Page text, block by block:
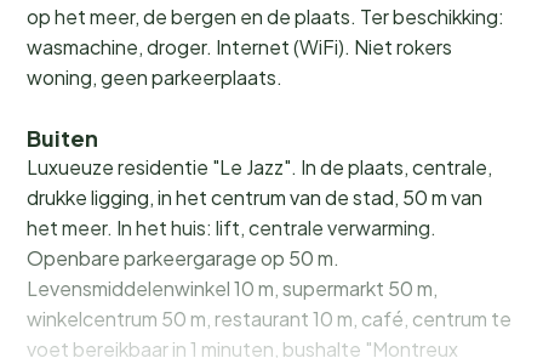
op het meer, de bergen en de plaats. Ter beschikking:
wasmachine, droger. Internet (WiFi). Niet rokers
woning, geen parkeerplaats.
Buiten
Luxueuze residentie "Le Jazz". In de plaats, centrale,
drukke ligging, in het centrum van de stad, 50 m van
het meer. In het huis: lift, centrale verwarming.
Openbare parkeergarage op 50 m.
Levensmiddelenwinkel 10 m, supermarkt 50 m,
winkelcentrum 50 m, restaurant 10 m, café, centrum te
voet bereikbaar in 1 minuten, bushalte "Montreux